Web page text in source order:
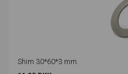
Shim 30*60*3 mm.